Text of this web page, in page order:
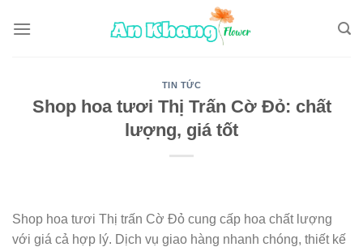
TIN TỨC
Shop hoa tươi Thị Trấn Cờ Đỏ: chất
lượng, giá tốt
Shop hoa tươi Thị trấn Cờ Đỏ cung cấp hoa chất lượng
với giá cả hợp lý. Dịch vụ giao hàng nhanh chóng, thiết kế